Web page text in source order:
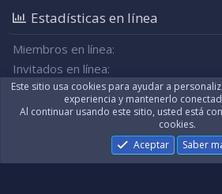
Estadísticas en línea
Miembros en línea
Invitados en línea
Total de visitantes
El total puede incluir a los visitantes ocultos.
Este sitio usa cookies para ayudar a
experiencia y mantenerlo
Al continuar usando este sitio, usted está
cookies.
Aceptar
Saber